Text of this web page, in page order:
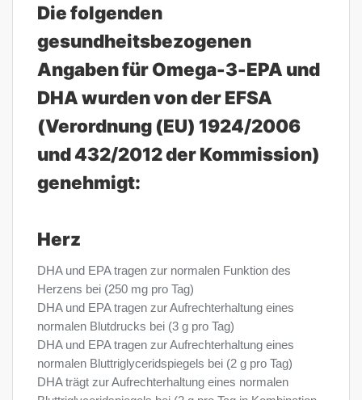
Die folgenden
gesundheitsbezogenen
Angaben für Omega-3-EPA und
DHA wurden von der EFSA
(Verordnung (EU) 1924/2006
und 432/2012 der Kommission)
genehmigt:
Herz
DHA und EPA tragen zur normalen Funktion des
Herzens bei (250 mg pro Tag)
DHA und EPA tragen zur Aufrechterhaltung eines
normalen Blutdrucks bei (3 g pro Tag)
DHA und EPA tragen zur Aufrechterhaltung eines
normalen Bluttriglyceridspiegels bei (2 g pro Tag)
DHA trägt zur Aufrechterhaltung eines normalen